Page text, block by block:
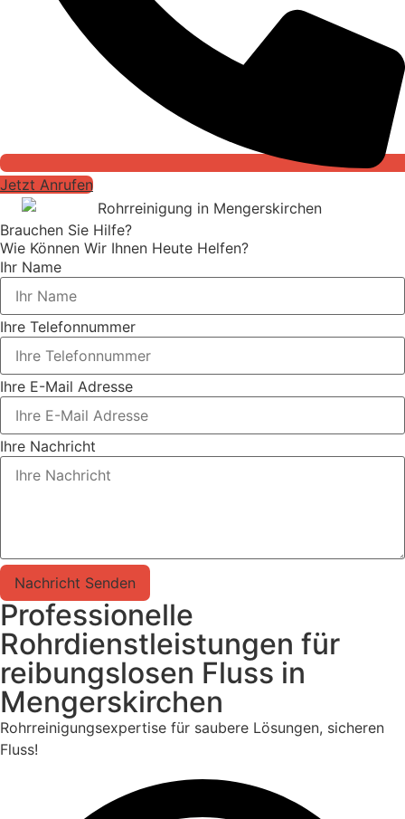
Jetzt Anrufen
Brauchen Sie Hilfe?
Wie Können Wir Ihnen Heute Helfen?
Ihr Name
Ihre Telefonnummer
Ihre E-Mail Adresse
Ihre Nachricht
Nachricht Senden
Professionelle
Rohrdienstleistungen für
reibungslosen Fluss in
Mengerskirchen
Rohrreinigungsexpertise für saubere Lösungen, sicheren
Fluss!